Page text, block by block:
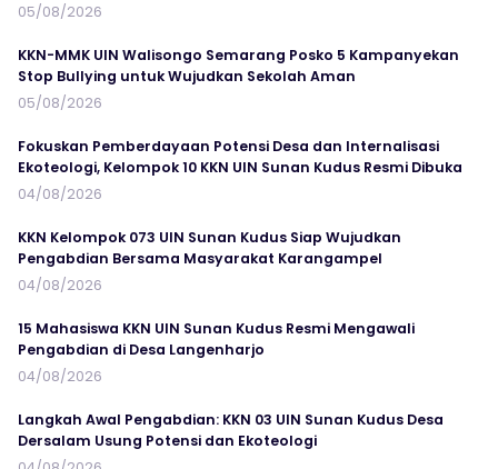
05/08/2026
KKN-MMK UIN Walisongo Semarang Posko 5 Kampanyekan
Stop Bullying untuk Wujudkan Sekolah Aman
05/08/2026
Fokuskan Pemberdayaan Potensi Desa dan Internalisasi
Ekoteologi, Kelompok 10 KKN UIN Sunan Kudus Resmi Dibuka
04/08/2026
KKN Kelompok 073 UIN Sunan Kudus Siap Wujudkan
Pengabdian Bersama Masyarakat Karangampel
04/08/2026
15 Mahasiswa KKN UIN Sunan Kudus Resmi Mengawali
Pengabdian di Desa Langenharjo
04/08/2026
Langkah Awal Pengabdian: KKN 03 UIN Sunan Kudus Desa
Dersalam Usung Potensi dan Ekoteologi